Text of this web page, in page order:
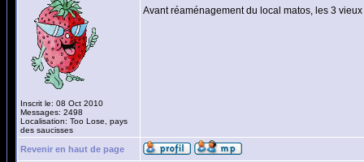
Inscrit le: 08 Oct 2010
Messages: 2498
Localisation: Too Lose, pays
des saucisses
Avant réaménagement du local matos, les 3
Revenir en haut de page